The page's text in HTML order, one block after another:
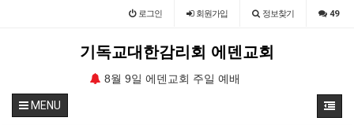
로그인 회원가입 정보찾기 49
기독교대한감리회 에덴교회
8월 9일 에덴교회 주일 예배
MENU